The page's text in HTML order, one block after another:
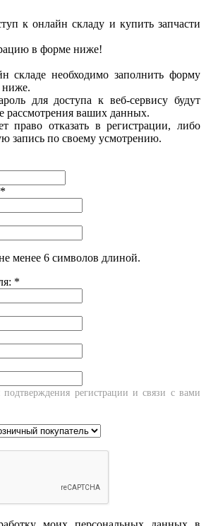
к онлайн складу и купить запчасти
в форме ниже!
складе необходимо заполнить форму
ниже.
для доступа к веб-сервису будут
рассмотрения ваших данных.
право отказать в регистрации, либо
запись по своему усмотрению.
*
менее 6 символов длиной.
*
регистрации и связи с вами